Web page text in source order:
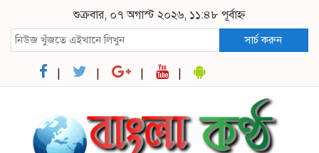
শুক্রবার, ০৭ অগাস্ট ২০২৬, ১১:৪৮ পূর্বাহ্ন
সার্চ করুন